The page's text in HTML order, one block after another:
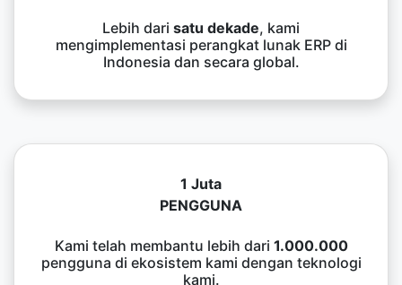
Lebih dari satu dekade, kami
mengimplementasi perangkat lunak ERP di
Indonesia dan secara global.
1 Juta
PENGGUNA
Kami telah membantu lebih dari 1.000.000
pengguna di ekosistem kami dengan teknologi
kami.